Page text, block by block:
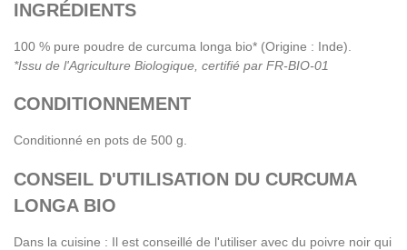
INGRÉDIENTS
100 % pure poudre de curcuma longa bio* (Origine : Inde).
*Issu de l'Agriculture Biologique, certifié par FR-BIO-01
CONDITIONNEMENT
Conditionné en pots de 500 g.
CONSEIL D'UTILISATION DU CURCUMA
LONGA BIO
Dans la cuisine : Il est conseillé de l'utiliser avec du poivre noir qui